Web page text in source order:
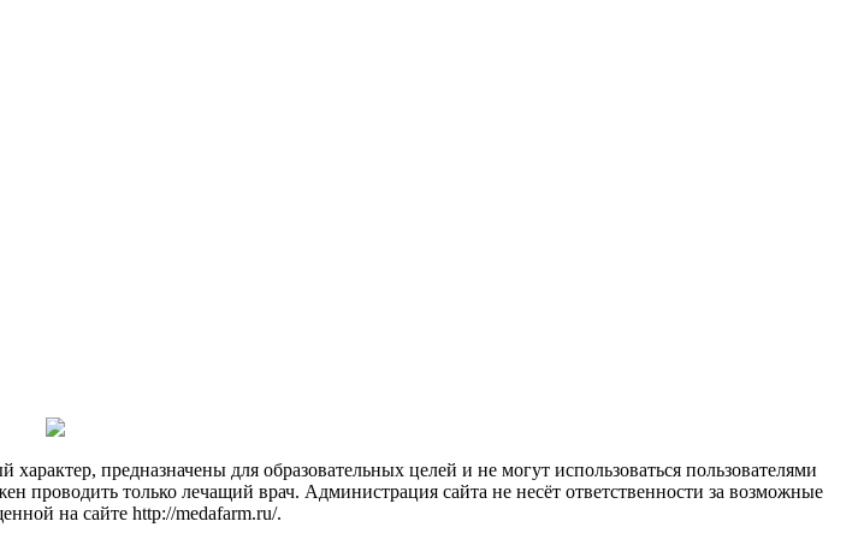
предназначены для образовательных целей и не могут использоваться пользователями
проводить только лечащий врач. Администрация сайта не несёт ответственности за возможные
на сайте http://medafarm.ru/.